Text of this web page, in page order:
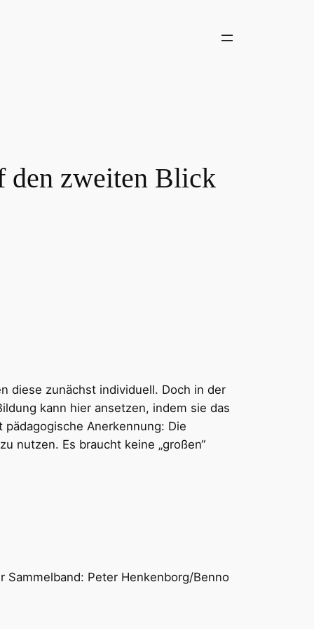
den zweiten Blick
diese zunächst individuell. Doch in der
kann hier ansetzen, indem sie das
Anerkennung: Die
nutzen. Es braucht keine „großen“
Peter Henkenborg/Benno